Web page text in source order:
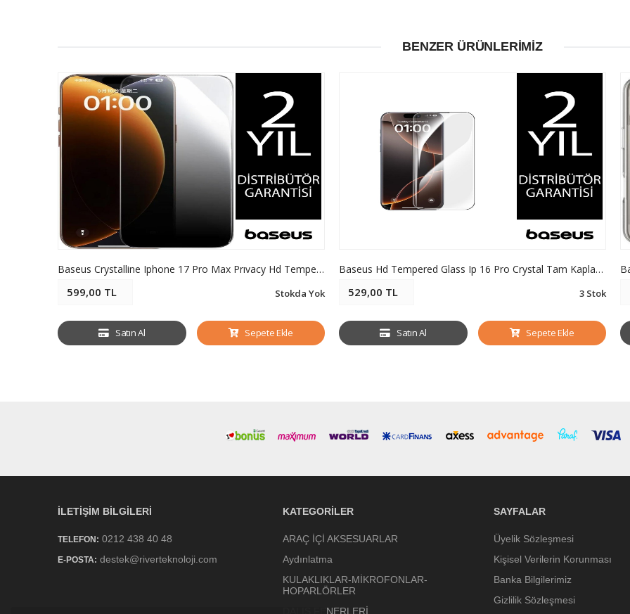
BENZER ÜRÜNLERIMIZ
Baseus Crystalline Iphone 17 Pro Max Prıvacy Hd Temperli Cam Ekran Koruyucu
599,00 TL Stokda Yok
Satın Al Sepete Ekle
Baseus Hd Tempered Glass Ip 16 Pro Crystal Tam Kaplama Hd Ekran Koruyucu
529,00 TL 3 Stok
Satın Al Sepete Ekle
İLETIŞIM BILGILERI
TELEFON: 0212 438 40 48
E-POSTA: destek@riverteknoloji.com
KATEGORILER
ARAÇ İÇİ AKSESUARLAR
Aydınlatma
KULAKLIKLAR-MİKROFONLAR-
HOPARLÖRLER
DALIŞ FENERLERİ
SAYFALAR
Üyelik Sözleşmesi
Kişisel Verilerin Korunması
Banka Bilgilerimiz
Gizlilik Sözleşmesi